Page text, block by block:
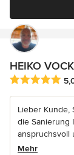
HEIKO
Lieber Kunde,
die Sanierung
anspruchsvoll
Mehr